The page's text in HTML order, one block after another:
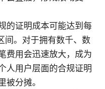
的证明成本可能达到每
间。对于拥有数千、数
费用会迅速放大，成为
人用户层面的合规证明
被分摊。